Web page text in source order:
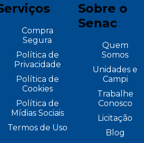
Compra
Segura
Política de
Privacidade
Política de
Cookies
Política de
Mídias Sociais
Termos de Uso
Sobre o
Senac
Quem
Somos
Unidades e
Campi
Trabalhe
Conosco
Licitação
Blog